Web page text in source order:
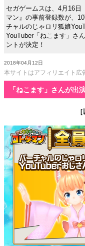
セガゲームスは、4月16日
マン』の事前登録数が、
チャルのじゃロリ狐娘
YouTuber「ねこます」さ
ントが決定！
2018年04月12日
本サイトはアフィリエイト広
「ねこます」さんが出